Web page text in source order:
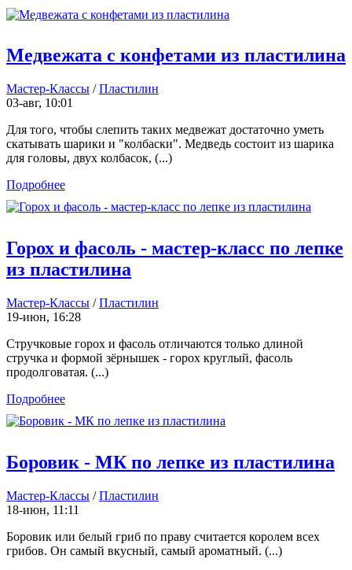
Медвежата с конфетами из пластилина
Мастер-Классы /Пластилин
03-авг, 10:01
Для того, чтобы слепить таких медвежат достаточно уметь
скатывать шарики и "колбаски". Медведь состоит из шарика
для головы, двух колбасок, (...)
Подробнее
Горох и фасоль - мастер-класс по лепке
из пластилина
Мастер-Классы /Пластилин
19-июн, 16:28
Стручковые горох и фасоль отличаются только длиной
стручка и формой зёрнышек - горох круглый, фасоль
продолговатая. (...)
Подробнее
Боровик - МК по лепке из пластилина
Мастер-Классы /Пластилин
18-июн, 11:11
Боровик или белый гриб по праву считается королем всех
грибов. Он самый вкусный, самый ароматный. (...)